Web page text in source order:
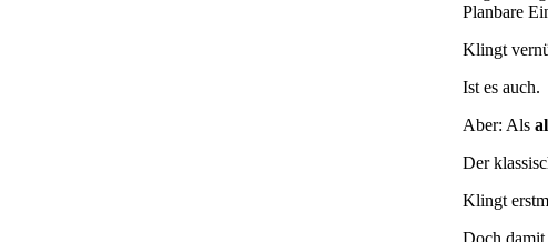
Planbare
Klingt
Ist es auch.
Aber: Als
Der
Klingt
Doch damit